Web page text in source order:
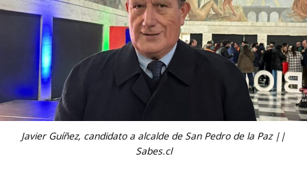
Javier Guíñez, candidato a alcalde de San Pedro de la Paz ||
Sabes.cl